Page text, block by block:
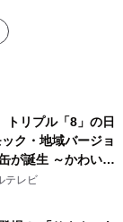
ーチャーしたアニ
トリプル「8」の日
ク・地域バージョ
が誕生 ～かわいい
の四季と名所を巡
1日(火)秋田県内で
テレビ